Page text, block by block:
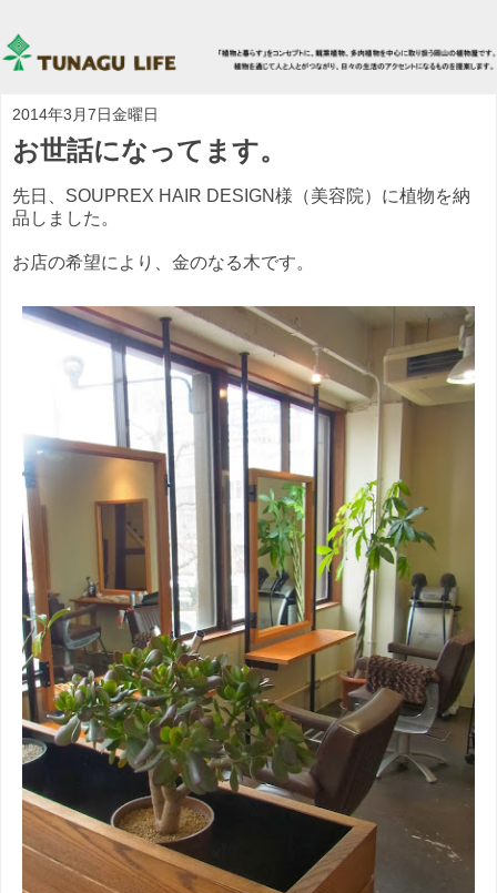
2014年3月7日金曜日
お世話になってます。
先日、SOUPREX HAIR DESIGN様（美容院）に植物を納
品しました。
お店の希望により、金のなる木です。